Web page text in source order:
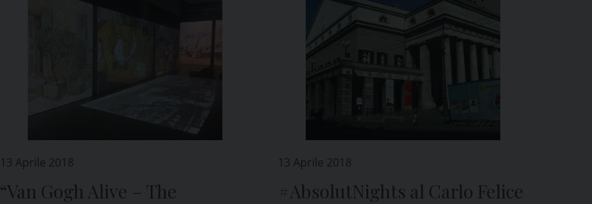
13 Aprile 2018
“Van Gogh Alive – The
13 Aprile 2018
#AbsolutNights al Carlo Felice